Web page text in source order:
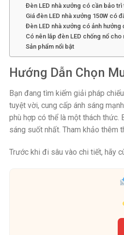
Đèn LED nhà xưởng có cần bảo
Giá đèn LED nhà xưởng 150W có
Đèn LED nhà xưởng có ảnh
Có nên lắp đèn LED chống nổ
Sản phẩm nổi bật
Hướng Dẫn Chọn
Bạn đang tìm kiếm giải pháp
tuyệt vời, cung cấp ánh sáng
phù hợp có thể là một thách
sáng suốt nhất. Tham khảo thêm
Trước khi đi sâu vào chi tiết, hãy